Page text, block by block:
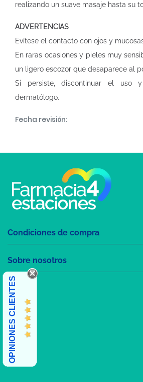
realizando un suave masaje hasta su
ADVERTENCIAS
Evítese el contacto con ojos y
En raras ocasiones y pieles muy
un ligero escozor que desaparece al
Si persiste, discontinuar el uso
dermatólogo.
Fecha revisión:
Condiciones de compra
Sobre nosotros
OPINIONES CLIENTES